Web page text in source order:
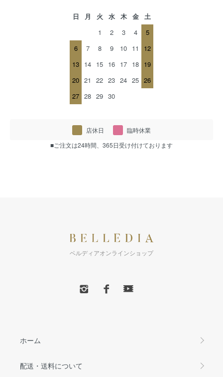
日 月 火 水 木 金
土
1
2 3 4
5
6
7 8 9 10 11
12
13 14 15 16 17 18 19
20 21 22 23 24 25 26
27 28 29 30
店休日
臨時休業
■ご注文は24時間、365日受け付けております
ベルディアオンラインショップ
ホーム
配送・送料について